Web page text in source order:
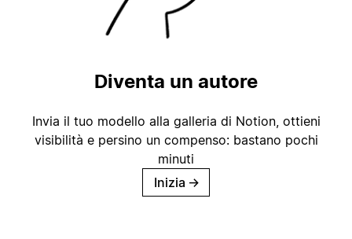
Diventa un autore
Invia il tuo modello alla galleria di Notion, ottieni
visibilità e persino un compenso: bastano pochi
minuti
Inizia →